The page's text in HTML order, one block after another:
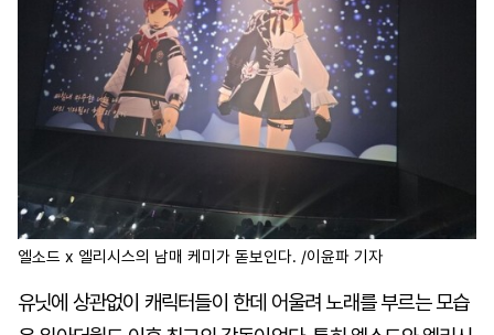
엘소드 x 엘리시스의 남매 케미가 돋보인다. /이윤파 기자
유닛에 상관없이 캐릭터들이 한데 어울려 노래를 부르는 모습